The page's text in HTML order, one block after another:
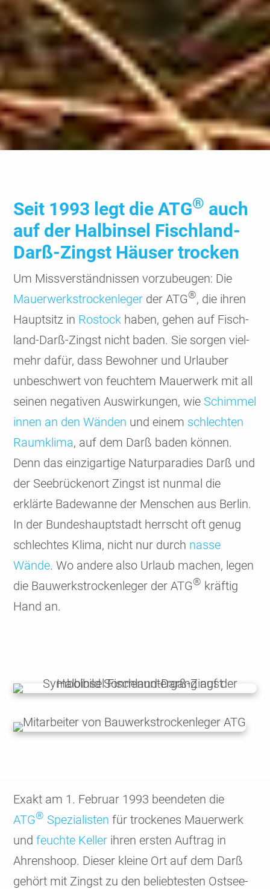
Seit 1993 legt die ATG® auch
auf der Halb­insel Fisch­land-
Darß-Zingst Häuser trocken
Um Miss­ver­ständ­nissen vorzu­beugen: Die
Mauer­werks­trocken­leger der ATG®, die ihren
Haupt­sitz in Rostock haben, gehen auf Fisch­
land-Darß-Zingst nicht baden. Sie sorgen viel­
mehr dafür, dass Bewohner und Urlauber
unbe­schwert von feuchtem Mauer­werk mit all
seinen negativen Auswir­kungen, wie Schimmel
innen an den Wänden und einem schlechten
Raum­klima, auf dem Darß baden können.
Denn das einzig­artige Natur­para­dies Darß und
der See­brücken­ort Zingst ist nunmal die
erklärte Bade­wanne der Menschen aus Berlin.
In der Bundes­haupt­stadt herrscht oft genug
schlechtes Klima, nicht nur durch nasse
Wände. Wo andere also Urlaub machen, legen
die Bauwerks­trocken­leger der ATG® kräftig
Hand an.
Exakt am 1. Februar 1993 been­deten die
ATG® Spezia­listen für trockenes Mauer­werk
undfeuchte Keller ihren ersten Auftrag in
Ahrens­hoop. Dieser kleine Ort auf dem Darß
gehört mit Zingst zu den belieb­testen Ostsee­